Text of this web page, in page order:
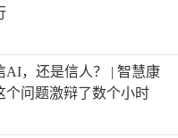
AI，还是信人？ | 智慧康
个问题激辩了数个小时